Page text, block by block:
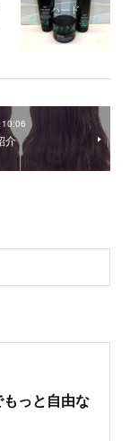
介
っと自由な